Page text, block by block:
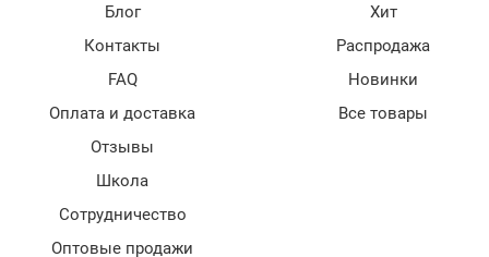
Блог
Контакты
FAQ
Оплата и доставка
Отзывы
Школа
Сотрудничество
Оптовые продажи
Хит
Распродажа
Новинки
Все товары